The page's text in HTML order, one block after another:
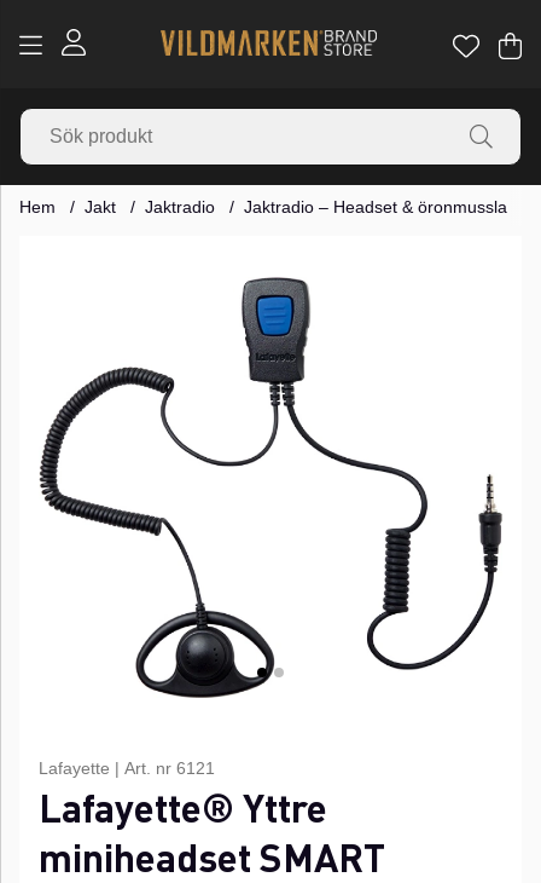
.
Hem Jakt Jaktradio Jaktradio – Headset & öronmussla
Lafayette | Art. nr 6121
Lafayette® Yttre
miniheadset SMART